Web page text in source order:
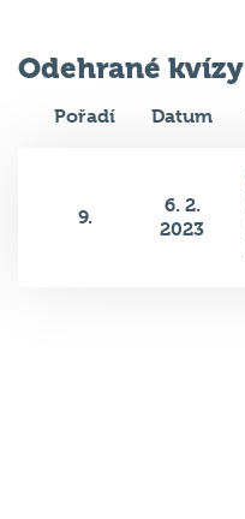
Odehrané kvízy
Pořadí Datum
9.
6. 2.
2023